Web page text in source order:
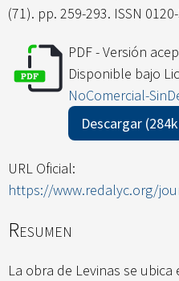
(71). pp. 259-293. ISSN
PDF - Versión
Disponible bajo
NoComercial-
Descargar
URL Oficial:
https://www.redalyc.org/
Resumen
La obra de Levinas se